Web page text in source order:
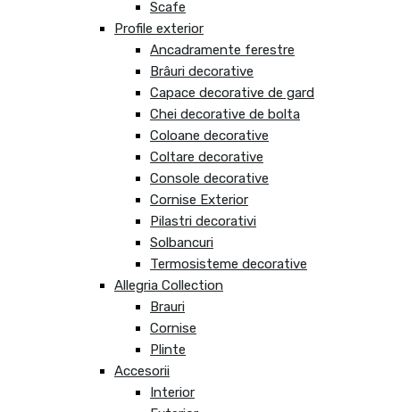
Scafe
Profile exterior
Ancadramente ferestre
Brâuri decorative
Capace decorative de gard
Chei decorative de bolta
Coloane decorative
Coltare decorative
Console decorative
Cornise Exterior
Pilastri decorativi
Solbancuri
Termosisteme decorative
Allegria Collection
Brauri
Cornise
Plinte
Accesorii
Interior